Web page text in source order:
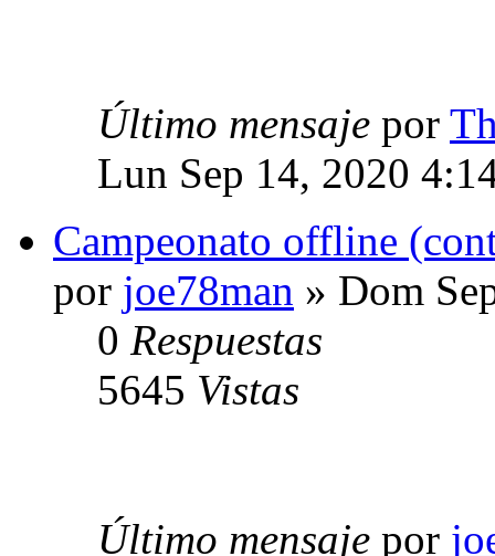
Último mensaje por
Lun Sep 14, 2020
Campeonato offline
por joe78man » Dom
0 Respuestas
5645 Vistas
Último mensaje por